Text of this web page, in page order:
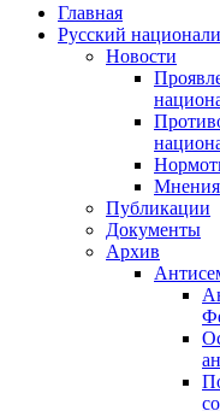
Главная
Русский
Новости
Мнения
Публикации
Документы
Архив